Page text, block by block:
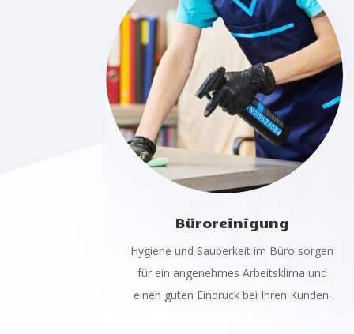
Büroreinigung
Hygiene und Sauberkeit im Büro sorgen
für ein angenehmes Arbeitsklima und
einen guten Eindruck bei Ihren Kunden.